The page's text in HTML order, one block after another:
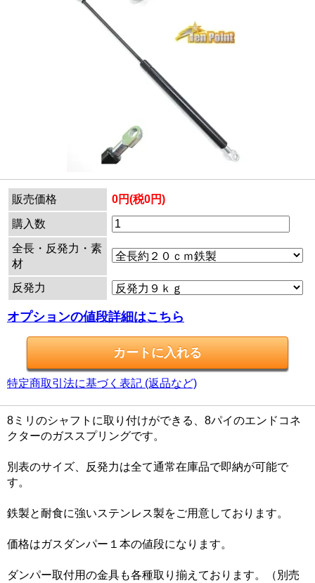
販売価格 0円(税0円)
購入数
全長・反発力・素
材
反発力
オプションの値段詳細はこちら
特定商取引法に基づく表記 (返品など)
8ミリのシャフトに取り付けができる、8パイのエンドコネ
クターのガススプリングです。
別表のサイズ、反発力は全て通常在庫品で即納が可能で
す。
鉄製と耐食に強いステンレス製をご用意しております。
価格はガスダンパー１本の値段になります。
ダンパー取付用の金具も各種取り揃えております。（別売